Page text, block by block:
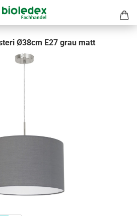
Ø38cm E27 grau matt